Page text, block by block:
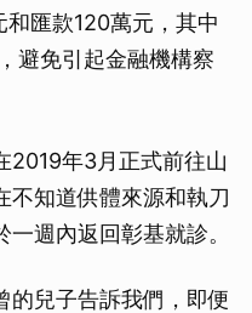
匯款120萬元，其中
避免引起金融機構察
2019年3月正式前往山
不知道供體來源和執刀
週內返回彰基就診。
的兒子告訴我們，即便